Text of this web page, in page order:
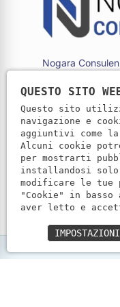
Nogara
Offre
lavoro e legale
aziende.
QUESTO SITO
Questo sito
navigazione e
aggiuntivi come
Alcuni cookie
per mostrarti
installandosi
modificare le tue
"Cookie" in
aver letto e
IMPOSTAZIONI